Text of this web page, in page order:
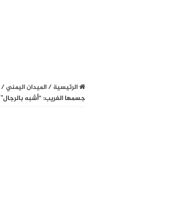
الرئيسية/الميدان اليمني/
جسمها الغريب: “أشبه بالرجال”